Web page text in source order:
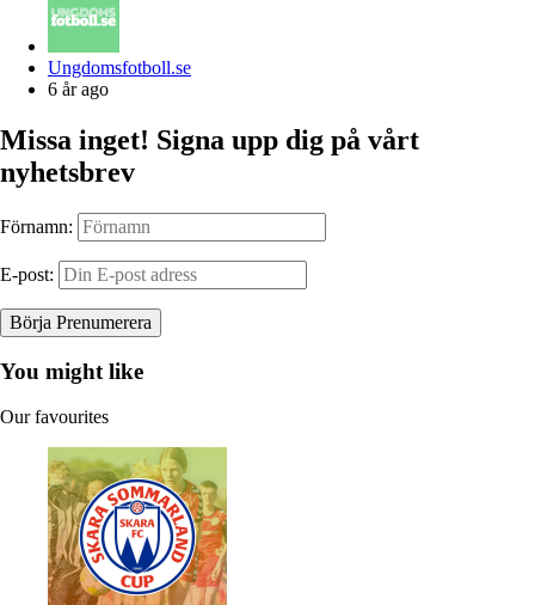
Posted
by
Ungdomsfotboll.se
6 år ago
Missa inget! Signa upp dig på vårt
nyhetsbrev
Förnamn:
E-post:
You might like
Our favourites